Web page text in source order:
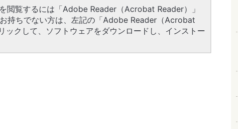
閲覧するには「Adobe Reader（Acrobat Reader）」
持ちでない方は、左記の「Adobe Reader（Acrobat
ックして、ソフトウェアをダウンロードし、インストー